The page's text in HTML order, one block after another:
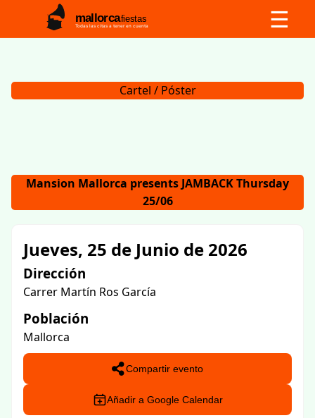
mallorcafiestas
Todas las citas a tener en cuenta ☰
Cartel / Póster
Mansion Mallorca presents JAMBACK Thursday
25/06
Jueves, 25 de Junio de 2026
Dirección
Carrer Martín Ros García
Población
Mallorca
Compartir evento
Añadir a Google Calendar